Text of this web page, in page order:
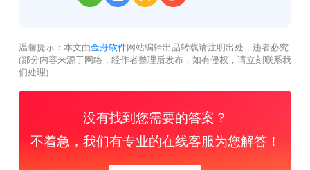
温馨提示：本文由金舟软件网站编辑出品转载请注明出处，违者必究
(部分内容来源于网络，经作者整理后发布，如有侵权，请立刻联系我
们处理)
没有找到您需要的答案？
不着急，我们有专业的在线客服为您解答！